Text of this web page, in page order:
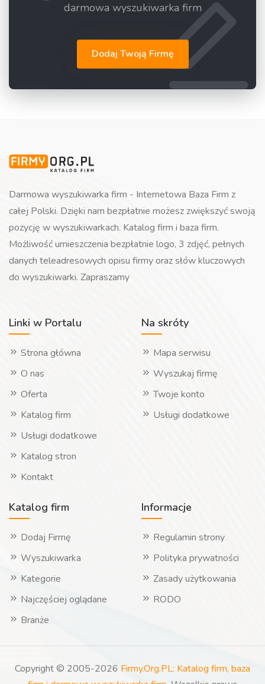
darmowa wyszukiwarka firm
Dodaj Twoją Firmę
Darmowa wyszukiwarka firm - Internetowa Baza Firm z
całej Polski. Dzięki nam bezpłatnie możesz zwiększyć swoją
pozycję w wyszukiwarkach. Katalog firm i baza firm.
Możliwość umieszczenia bezpłatnie logo, 3 zdjęć, pełnych
danych teleadresowych opisu firmy oraz słów kluczowych
do wyszukiwarki. Zapraszamy
Linki w Portalu
Strona główna
O nas
Oferta
Katalog firm
Usługi dodatkowe
Katalog stron
Kontakt
Na skróty
Mapa serwisu
Wyszukaj firmę
Twoje konto
Usługi dodatkowe
Katalog firm
Dodaj Firmę
Wyszukiwarka
Kategorie
Najczęściej oglądane
Branże
Informacje
Regulamin strony
Polityka prywatności
Zasady użytkowania
RODO
Copyright © 2005-2026 Firmy.Org.PL: Katalog firm, baza